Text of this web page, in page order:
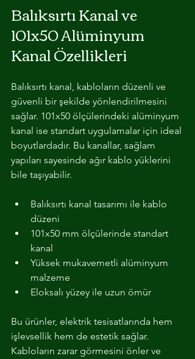
Balıksırtı Kanal ve
101x50 Alüminyum
Kanal Özellikleri
Balıksırtı kanal, kabloların düzenli ve
güvenli bir şekilde yönlendirilmesini
sağlar. 101x50 ölçülerindeki alüminyum
kanal ise standart uygulamalar için ideal
boyutlardadır. Bu kanallar, sağlam
yapıları sayesinde ağır kablo yüklerini
bile taşıyabilir.
Balıksırtı kanal tasarımı ile kablo
düzeni
101x50 mm ölçülerinde standart
kanal
Yüksek mukavemetli alüminyum
malzeme
Eloksalı yüzey ile uzun ömür
Bu ürünler, elektrik tesisatlarında hem
işlevsellik hem de estetik sağlar.
Kabloların zarar görmesini önler ve